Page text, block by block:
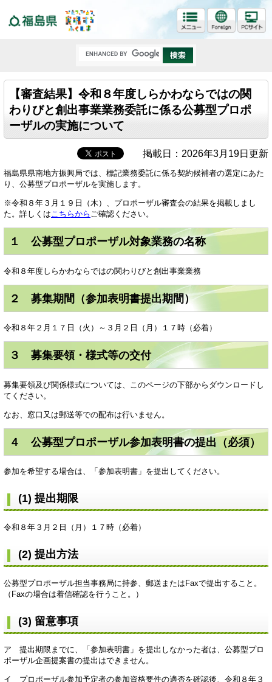
【審査結果】令和８年度しらかわならではの関
わりびと創出事業業務委託に係る公募型プロポ
ーザルの実施について
掲載日：2026年3月19日更新
福島県県南地方振興局では、標記業務委託に係る契約候補者の選定にあた
り、公募型プロポーザルを実施します。
※令和８年３月１９日（木）、プロポーザル審査会の結果を掲載しまし
た。詳しくはこちらから ご確認ください。
１ 公募型プロポーザル対象業務の名称
令和８年度しらかわならではの関わりびと創出事業業務
２ 募集期間（参加表明書提出期間）
令和８年２月１７日（火）～３月２日（月）１７時（必着）
３ 募集要領・様式等の交付
募集要領及び関係様式については、このページの下部からダウンロードし
てください。
なお、窓口又は郵送等での配布は行いません。
４ 公募型プロポーザル参加表明書の提出（必須）
参加を希望する場合は、「参加表明書」を提出してください。
(1) 提出期限
令和８年３月２日（月）１７時（必着）
(2) 提出方法
公募型プロポーザル担当事務局に持参、郵送またはFaxで提出すること。
（Faxの場合は着信確認を行うこと。）
(3) 留意事項
ア 提出期限までに、「参加表明書」を提出しなかった者は、公募型プロ
ポーザル企画提案書の提出はできません。
イ プロポーザル参加予定者の参加資格要件の適否を確認後、令和８年３